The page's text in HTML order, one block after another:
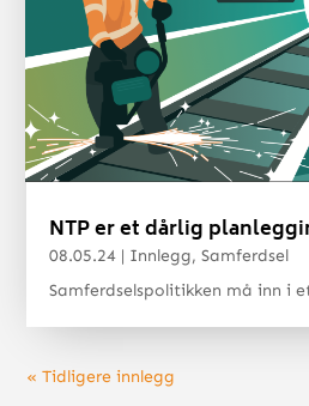
NTP er et dårlig
08.05.24 | Innlegg,Samferdsel
Samferdselspolitikken må inn i
« Tidligere innlegg